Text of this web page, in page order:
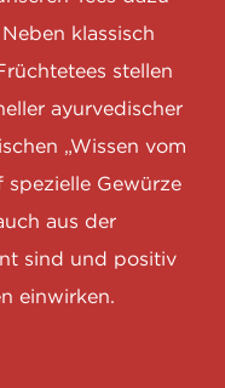
klassisch
stellen
ayurvedischer
„Wissen vom
spezielle Gewürze
aus der
sind und positiv
einwirken.